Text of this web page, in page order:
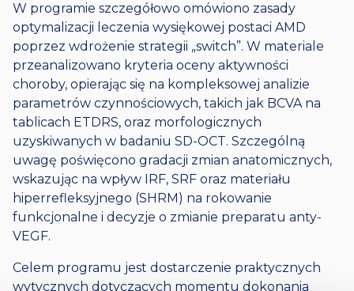
W programie szczegółowo omówiono zasady
optymalizacji leczenia wysiękowej postaci AMD
poprzez wdrożenie strategii „switch”. W materiale
przeanalizowano kryteria oceny aktywności
choroby, opierając się na kompleksowej analizie
parametrów czynnościowych, takich jak BCVA na
tablicach ETDRS, oraz morfologicznych
uzyskiwanych w badaniu SD-OCT. Szczególną
uwagę poświęcono gradacji zmian anatomicznych,
wskazując na wpływ IRF, SRF oraz materiału
hiperrefleksyjnego (SHRM) na rokowanie
funkcjonalne i decyzje o zmianie preparatu anty-
VEGF.
Celem programu jest dostarczenie praktycznych
wytycznych dotyczących momentu dokonania